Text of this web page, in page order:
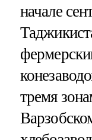
начале
тремя